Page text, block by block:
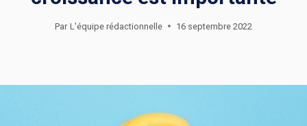
Par L'équipe rédactionnelle 16 septembre 2022